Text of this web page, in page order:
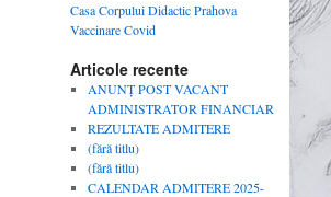
Casa Corpului Didactic Prahova
Vaccinare Covid
Articole recente
ANUNȚ POST VACANT
ADMINISTRATOR FINANCIAR
REZULTATE ADMITERE
(fără titlu)
(fără titlu)
CALENDAR ADMITERE 2025-